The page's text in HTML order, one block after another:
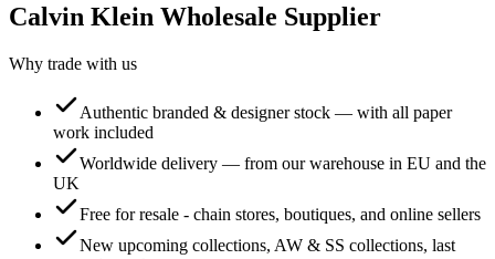
Calvin Klein Wholesale Supplier
Why trade with us
Authentic branded & designer stock — with all paper
work included
Worldwide delivery — from our warehouse in EU and the
UK
Free for resale - chain stores, boutiques, and online sellers
New upcoming collections, AW & SS collections, last